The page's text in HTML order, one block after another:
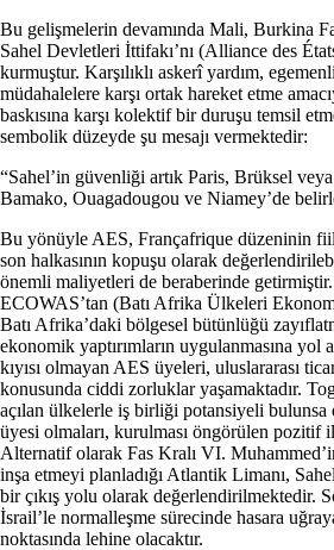
Bu gelişmelerin devamında Mali, Burkina
Sahel Devletleri İttifakı’nı (Alliance des
kurmuştur. Karşılıklı askerî yardım,
müdahalelere karşı ortak hareket etme
baskısına karşı kolektif bir duruşu temsil
sembolik düzeyde şu mesajı vermektedir:
“Sahel’in güvenliği artık Paris, Brüksel
Bamako, Ouagadougou ve Niamey’de
Bu yönüyle AES, Françafrique düzeninin
son halkasının kopuşu olarak
önemli maliyetleri de beraberinde
ECOWAS’tan (Batı Afrika Ülkeleri
Batı Afrika’daki bölgesel bütünlüğü
ekonomik yaptırımların uygulanmasına yol
kıyısı olmayan AES üyeleri, uluslararası
konusunda ciddi zorluklar yaşamaktadır.
açılan ülkelerle iş birliği potansiyeli
üyesi olmaları, kurulması öngörülen pozitif
Alternatif olarak Fas Kralı VI.
inşa etmeyi planladığı Atlantik Limanı,
bir çıkış yolu olarak değerlendirilmektedir.
İsrail’le normalleşme sürecinde hasara
noktasında lehine olacaktır.